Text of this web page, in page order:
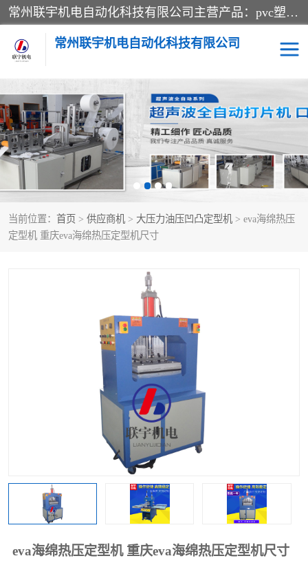
常州联宇机电自动化科技有限公司主营产品：pvc塑料焊机、高频热合机、软膜天花压边机、服装布料凹凸压花机、布料3d压印设备、服装植胶设备、超声波布料花边机、无纺布热合机、全自动压花机。
常州联宇机电自动化科技有限公司
当前位置： 首页 > 供应商机 > 大压力油压凹凸定型机 > eva海绵热压
定型机 重庆eva海绵热压定型机尺寸
eva海绵热压定型机 重庆eva海绵热压定型机尺寸
压花定型机以及压花模具 超声波热合机
高频热合机 超声波花边机
超声波复合压花机 凹凸压花机压标机
3040凹凸压花机 双头服装凹凸压花机
泡壳包装封口机 海绵产品成型机